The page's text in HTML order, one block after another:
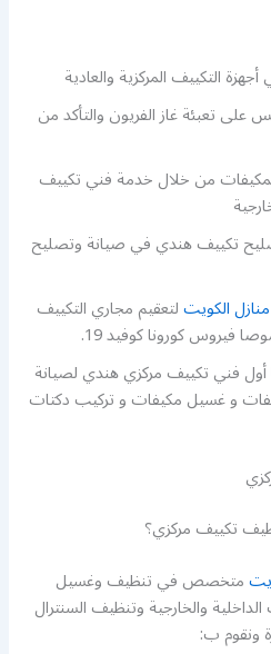
التكييف المركزية والعادية
تعبئة غاز الفريون والتأكد من
من خلال خدمة فني تكييف
تكييف هندي في صيانة وتصليح
الكويتلتعقيم مجاري التكييف
فيروس كورونا كوفيد 19.
فني تكييف مركزي هندي لصيانة
و غسيل مكيفات و تركيب دكتات
تكييف مركزي؟
متخصص في تنظيف وغسيل
والخارجية وتنظيف السنترال
ونقوم ب: